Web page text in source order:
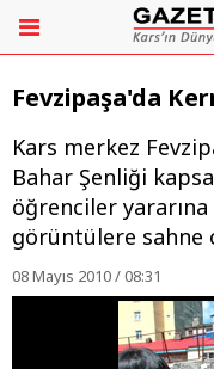
Fevzipaşa'da
Kars merkez
Bahar Şenliği
öğrenciler
görüntülere sahne
08 Mayıs 2010 / 08:31